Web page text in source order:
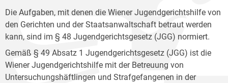
Die Aufgaben, mit denen die Wiener Jugendgerichtshilfe von
den Gerichten und der Staatsanwaltschaft betraut werden
kann, sind im § 48 Jugendgerichtsgesetz (JGG) normiert.
Gemäß § 49 Absatz 1 Jugendgerichtsgesetz (JGG) ist die
Wiener Jugendgerichtshilfe mit der Betreuung von
Untersuchungshäftlingen und Strafgefangenen in der